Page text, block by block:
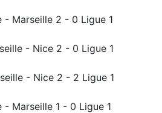
- Marseille 2 - 0 Ligue 1
- Nice 2 - 0 Ligue 1
- Nice 2 - 2 Ligue 1
- Marseille 1 - 0 Ligue 1